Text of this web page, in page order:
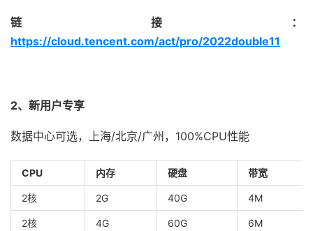
链接：
https://cloud.tencent.com/act/pro/2022double11
2、新用户专享
数据中心可选，上海/北京/广州，100%CPU性能
CPU 内存 硬盘 带宽
2核 2G 40G 4M
2核 4G 60G 6M